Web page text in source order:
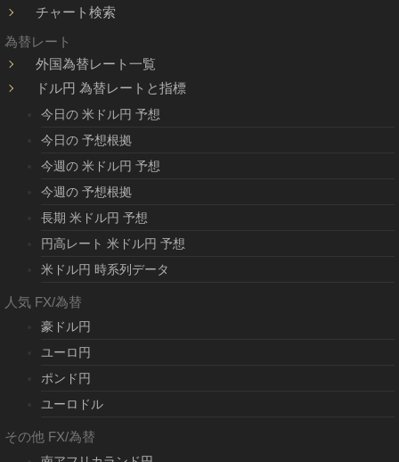
チャート検索
為替レート
外国為替レート一覧
ドル円 為替レートと指標
今日の 米ドル円 予想
今日の 予想根拠
今週の 米ドル円 予想
今週の 予想根拠
長期 米ドル円 予想
円高レート 米ドル円 予想
米ドル円 時系列データ
人気 FX/為替
豪ドル円
ユーロ円
ポンド円
ユーロドル
その他 FX/為替